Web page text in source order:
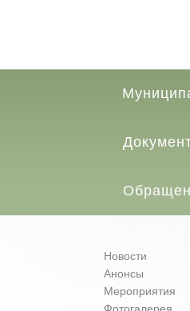
Новости
Анонсы
Мероприятия